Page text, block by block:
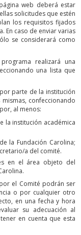
web deberá estar
solicitudes que estén
los requisitos fijados
En caso de enviar varias
se considerará como
realizará una
una lista que
parte de la institución
confeccionando
al menos:
la institución académica
la Fundación Carolina;
a del comité.
en el área objeto del
el Comité podrán ser
o por cualquier otro
en una fecha y hora
su adecuación al
en cuenta que esta